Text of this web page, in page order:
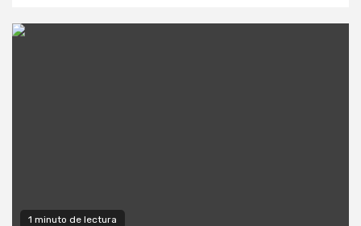
1 minuto de lectura